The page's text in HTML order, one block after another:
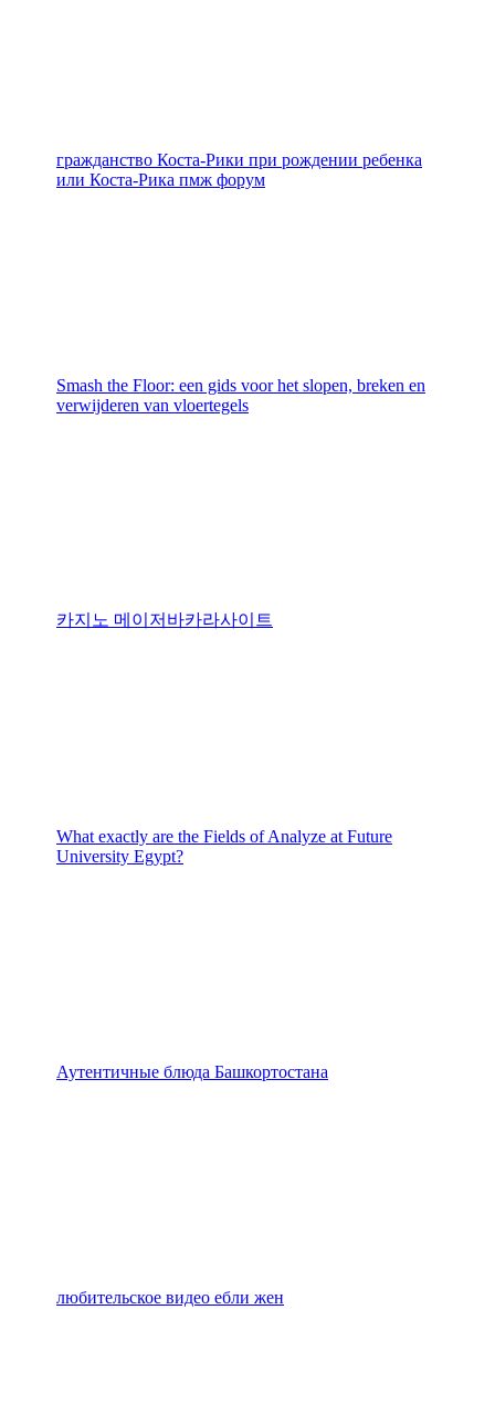
гражданство Коста-Рики при рождении ребенка
или Коста-Рика пмж форум
Smash the Floor: een gids voor het slopen, breken en
verwijderen van vloertegels
카지노 메이저바카라사이트
What exactly are the Fields of Analyze at Future
University Egypt?
Аутентичные блюда Башкортостана
любительское видео ебли жен